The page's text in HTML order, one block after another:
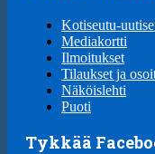
Kotiseutu-
Mediakortti
Ilmoitukset
Tilaukset ja
Näköislehti
Puoti
Tykkää